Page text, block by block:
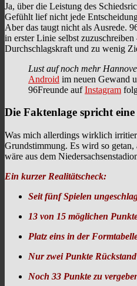
Ja, über die Leistung des
Gefühlt lief nicht jede
Aber das taugt nicht als Ausrede.
in erster Linie selbst
Durchschlagskraft und zu wenig
Lust auf noch mehr
Android im neuen Gewand
96Freunde aufInstagram
Die Faktenlage spricht
Was mich allerdings wirklich
Grundstimmung. Es wird so getan,
wäre aus dem
Ein kurzer Realitätscheck:
Seit fünf Spielen
13 von 15 möglichen
Platz eins in der
Nur zwei Punkte
Noch 33 Punkte zu